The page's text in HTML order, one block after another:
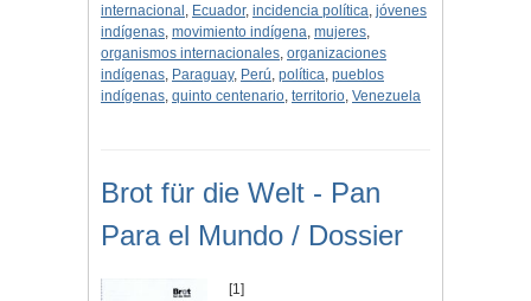
internacional , Ecuador, incidencia política, jóvenes
indígenas, movimiento indígena, mujeres,
organismos internacionales, organizaciones
indígenas, Paraguay, Perú, política, pueblos
indígenas, quinto centenario, territorio, Venezuela
Brot für die Welt - Pan
Para el Mundo / Dossier
[1]